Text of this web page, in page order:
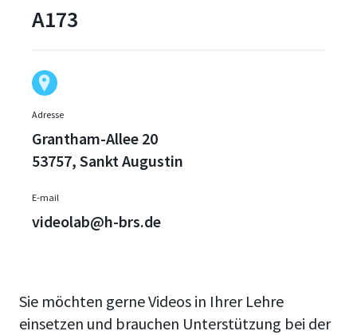
A173
Adresse
Grantham-Allee 20
53757, Sankt Augustin
E-mail
videolab@h-brs.de
Sie möchten gerne Videos in Ihrer Lehre
einsetzen und brauchen Unterstützung bei der